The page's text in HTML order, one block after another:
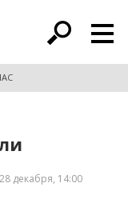
28 декабря, 14:00